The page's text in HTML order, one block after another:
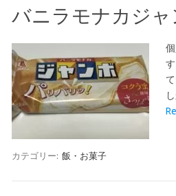
バニラモナカジ
カテゴリー: 飯・お菓子